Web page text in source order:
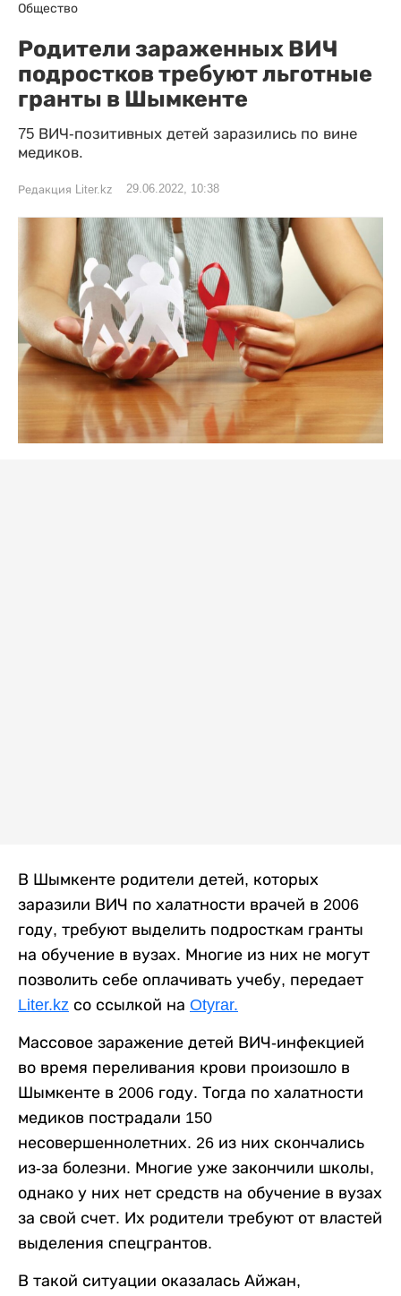
Общество
Родители зараженных ВИЧ
подростков требуют льготные
гранты в Шымкенте
75 ВИЧ-позитивных детей заразились по вине
медиков.
Редакция Liter.kz 29.06.2022, 10:38
В Шымкенте родители детей, которых
заразили ВИЧ по халатности врачей в 2006
году, требуют выделить подросткам гранты
на обучение в вузах. Многие из них не могут
позволить себе оплачивать учебу, передает
Liter.kz со ссылкой на Otyrar.
Массовое заражение детей ВИЧ-инфекцией
во время переливания крови произошло в
Шымкенте в 2006 году. Тогда по халатности
медиков пострадали 150
несовершеннолетних. 26 из них скончались
из-за болезни. Многие уже закончили школы,
однако у них нет средств на обучение в вузах
за свой счет. Их родители требуют от властей
выделения спецгрантов.
В такой ситуации оказалась Айжан,